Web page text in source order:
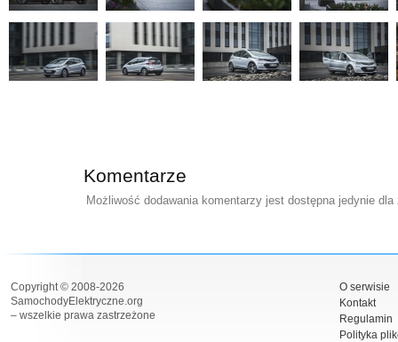
Komentarze
Możliwość dodawania komentarzy jest dostępna jedynie
Copyright © 2008-2026
SamochodyElektryczne.org
– wszelkie prawa zastrzeżone
O serwisie
Kontakt
Regulamin
Polityka